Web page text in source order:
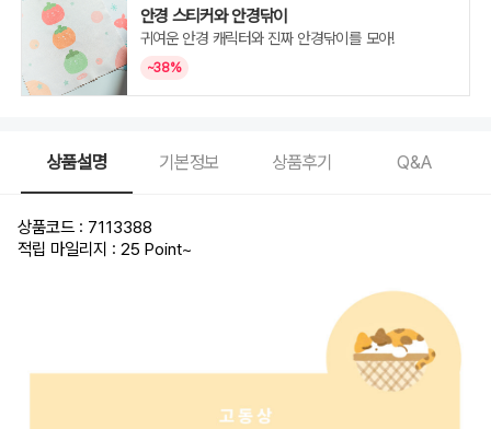
안경 스티커와 안경닦이
귀여운 안경 캐릭터와 진짜 안경닦이를 모아!
~38%
상품설명 기본정보 상품후기 Q&A
상품코드 : 7113388
적립 마일리지 : 25 Point~